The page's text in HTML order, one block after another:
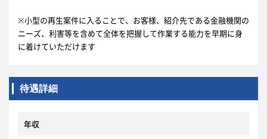
※小型の再生案件に入ることで、お客様、紹介先である金融機関の
ニーズ、利害等を含めて全体を把握して作業する能力を早期に身
に着けていただけます
待遇詳細
年収